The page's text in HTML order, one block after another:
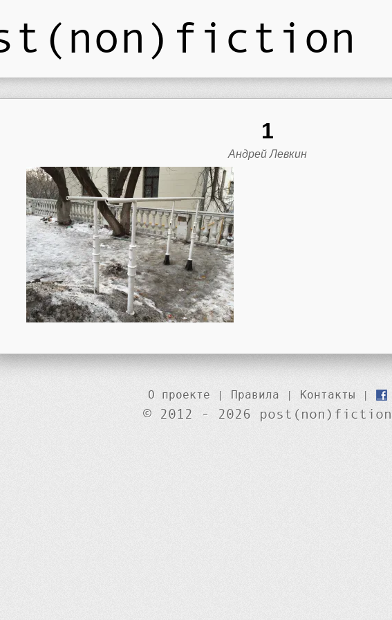
1
Андрей Левкин
О проекте | Правила | Контакты |
© 2012 - 2026 post(non)fiction